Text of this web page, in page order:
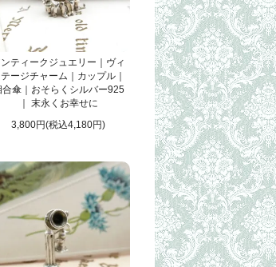
ティークジュエリー｜ヴィ
ージチャーム｜カップル｜
合傘｜おそらくシルバー925
｜ 末永くお幸せに
3,800円(税込4,180円)